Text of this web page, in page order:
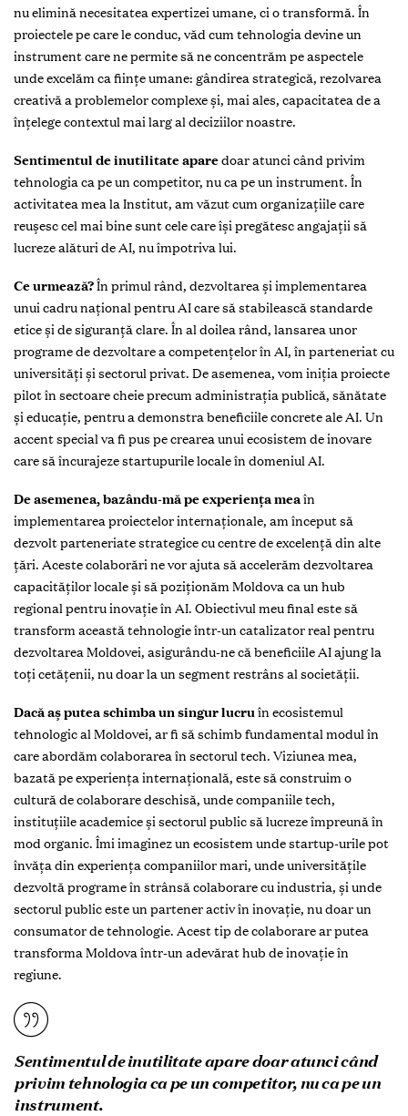
nu elimină necesitatea expertizei umane, ci o transformă. În
proiectele pe care le conduc, văd cum tehnologia devine un
instrument care ne permite să ne concentrăm pe aspectele
unde excelăm ca ființe umane: gândirea strategică, rezolvarea
creativă a problemelor complexe și, mai ales, capacitatea de a
înțelege contextul mai larg al deciziilor noastre.
Sentimentul de inutilitate aparedoar atunci când privim
tehnologia ca pe un competitor, nu ca pe un instrument. În
activitatea mea la Institut, am văzut cum organizațiile care
reușesc cel mai bine sunt cele care își pregătesc angajații să
lucreze alături de AI, nu împotriva lui.
Ce urmează?În primul rând, dezvoltarea și implementarea
unui cadru național pentru AI care să stabilească standarde
etice și de siguranță clare. În al doilea rând, lansarea unor
programe de dezvoltare a competențelor în AI, în parteneriat cu
universități și sectorul privat. De asemenea, vom iniția proiecte
pilot în sectoare cheie precum administrația publică, sănătate
și educație, pentru a demonstra beneficiile concrete ale AI. Un
accent special va fi pus pe crearea unui ecosistem de inovare
care să încurajeze startupurile locale în domeniul AI.
De asemenea, bazându-mă pe experiența meaîn
implementarea proiectelor internaționale, am început să
dezvolt parteneriate strategice cu centre de excelență din alte
țări. Aceste colaborări ne vor ajuta să accelerăm dezvoltarea
capacităților locale și să poziționăm Moldova ca un hub
regional pentru inovație în AI. Obiectivul meu final este să
transform această tehnologie într-un catalizator real pentru
dezvoltarea Moldovei, asigurându-ne că beneficiile AI ajung la
toți cetățenii, nu doar la un segment restrâns al societății.
Dacă aș putea schimba un singur lucruîn ecosistemul
tehnologic al Moldovei, ar fi să schimb fundamental modul în
care abordăm colaborarea în sectorul tech. Viziunea mea,
bazată pe experiența internațională, este să construim o
cultură de colaborare deschisă, unde companiile tech,
instituțiile academice și sectorul public să lucreze împreună în
mod organic. Îmi imaginez un ecosistem unde startup-urile pot
învăța din experiența companiilor mari, unde universitățile
dezvoltă programe în strânsă colaborare cu industria, și unde
sectorul public este un partener activ în inovație, nu doar un
consumator de tehnologie. Acest tip de colaborare ar putea
transforma Moldova într-un adevărat hub de inovație în
regiune.
Sentimentul de inutilitate apare doar atunci când
privim tehnologia ca pe un competitor, nu ca pe un
instrument.